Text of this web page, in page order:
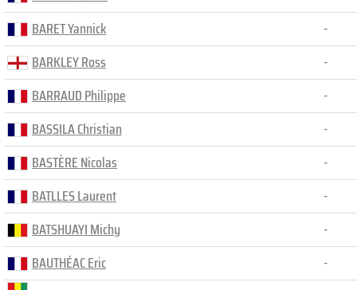
BARET Yannick
-
BARKLEY Ross
-
BARRAUD Philippe
-
BASSILA Christian
-
BASTÈRE Nicolas
-
BATLLES Laurent
-
BATSHUAYI Michy
-
BAUTHÉAC Eric
-